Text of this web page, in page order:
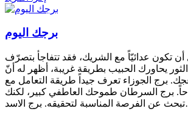
برجك اليوم
أن تكون عدائيّاً مع الشريك، فقد تتفاجأ بتصرّف
يحاورك الحبيب بطريقة غريبة، أظهر له أنّ
برج الجوزاء تعرف جيداً طريقة التعامل مع
برج السرطان طموحك العاطفي كبير، لكنك
الاسد…